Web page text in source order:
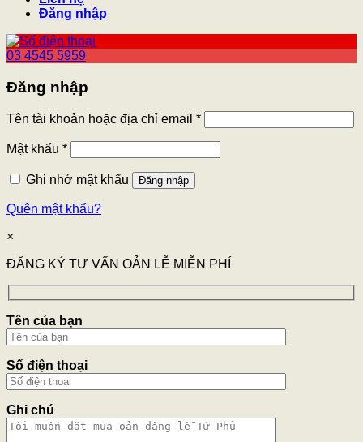
Đăng nhập
03 4545 5959
Đăng nhập
Tên tài khoản hoặc địa chỉ email *
Mật khẩu *
Ghi nhớ mật khẩu Đăng nhập
Quên mật khẩu?
×
ĐĂNG KÝ TƯ VẤN OẢN LỄ MIỄN PHÍ
Tên của bạn
Số điện thoại
Ghi chú